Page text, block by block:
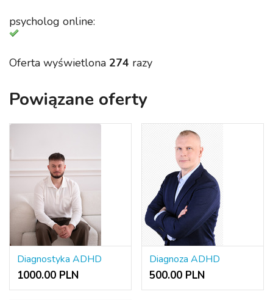
psycholog online:
Oferta wyświetlona 274 razy
Powiązane oferty
Diagnostyka ADHD
1000.00 PLN
Diagnoza ADHD
500.00 PLN